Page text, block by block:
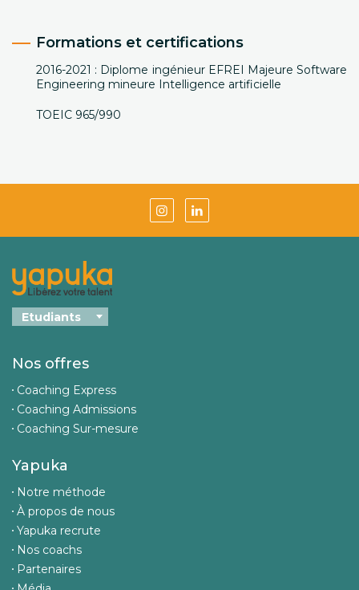
Formations et certifications
2016-2021 : Diplome ingénieur EFREI Majeure Software
Engineering mineure Intelligence artificielle
TOEIC 965/990
Nos offres
Coaching Express
Coaching Admissions
Coaching Sur-mesure
Yapuka
Notre méthode
À propos de nous
Yapuka recrute
Nos coachs
Partenaires